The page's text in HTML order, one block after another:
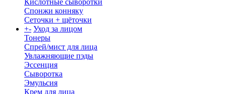
Спонжи конняку
Сеточки + щёточки
+- Уход за лицом
Тонеры
Спрей/мист для лица
Увлажняющие пэды
Эссенция
Сыворотка
Эмульсия
Крем для лица